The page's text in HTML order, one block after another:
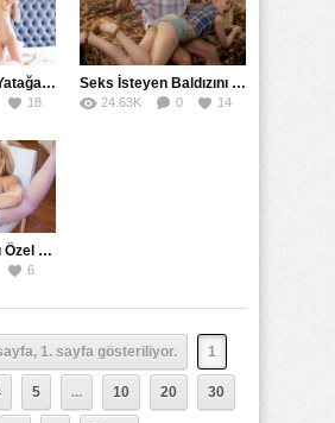
Yanlışlıkla Aynı Yatağa Girdiler Gizli Kameraya Karşı Sikiştiler
18
Seks İsteyen Baldızını Terbiye Etmek İçin Falakaya Yatırdı
24.63K 0 14
Zengin Kolej Kızı Özel Şoförüne Götten Sikmesini Emretti
6
1. sayfa gösteriliyor. 1
5 ... 10 20 30